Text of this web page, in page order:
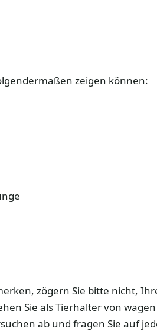
zeigen können:
zögern Sie bitte nicht,
Sie als Tierhalter von wagen
ab und fragen Sie auf